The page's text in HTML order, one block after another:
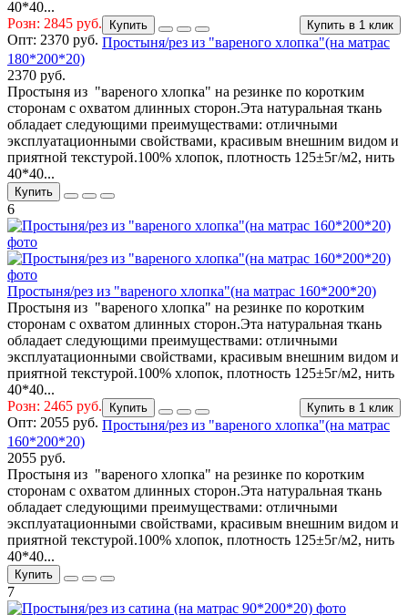
40*40...
Розн: 2845 руб.
Опт: 2370 руб.
Купить в 1 клик
Купить
Простыня/рез из "вареного хлопка"(на матрас
180*200*20)
2370 руб.
Простыня из "вареного хлопка" на резинке по коротким
сторонам с охватом длинных сторон.Эта натуральная ткань
обладает следующими преимуществами: отличными
эксплуатационными свойствами, красивым внешним видом и
приятной текстурой.100% хлопок, плотность 125±5г/м2, нить
40*40...
Купить
6
Простыня/рез из "вареного хлопка"(на матрас 160*200*20)
Простыня из "вареного хлопка" на резинке по коротким
сторонам с охватом длинных сторон.Эта натуральная ткань
обладает следующими преимуществами: отличными
эксплуатационными свойствами, красивым внешним видом и
приятной текстурой.100% хлопок, плотность 125±5г/м2, нить
40*40...
Розн: 2465 руб.
Опт: 2055 руб.
Купить в 1 клик
Купить
Простыня/рез из "вареного хлопка"(на матрас
160*200*20)
2055 руб.
Простыня из "вареного хлопка" на резинке по коротким
сторонам с охватом длинных сторон.Эта натуральная ткань
обладает следующими преимуществами: отличными
эксплуатационными свойствами, красивым внешним видом и
приятной текстурой.100% хлопок, плотность 125±5г/м2, нить
40*40...
Купить
7